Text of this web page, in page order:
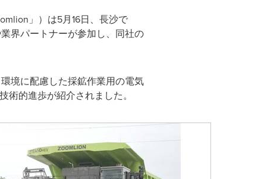
」）は5月16日、長沙で
界パートナーが参加し、同社の
境に配慮した採鉱作業用の電気
的進歩が紹介されました。